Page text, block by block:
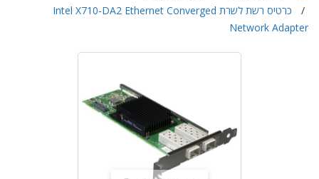
כרטיס רשת לשרת Intel X710-DA2 Ethernet Converged
Network Adapter